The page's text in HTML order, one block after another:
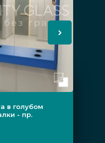
в голубом
- пр.